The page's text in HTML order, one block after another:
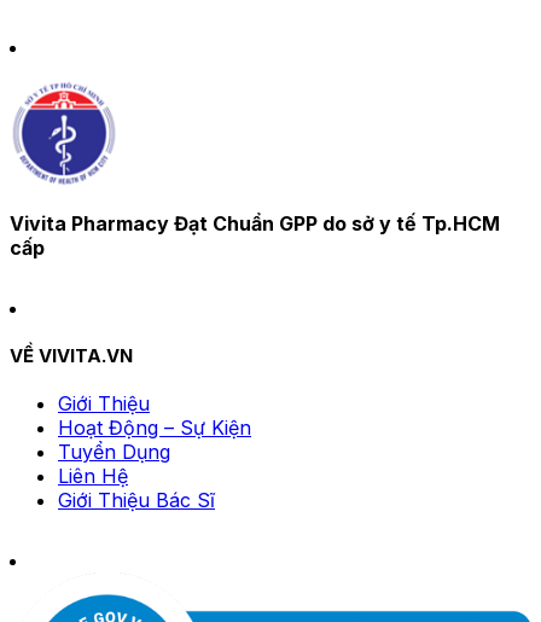
Vivita Pharmacy Đạt Chuẩn GPP do sở y tế Tp.HCM
cấp
VỀ VIVITA.VN
Giới Thiệu
Hoạt Động – Sự Kiện
Tuyển Dụng
Liên Hệ
Giới Thiệu Bác Sĩ